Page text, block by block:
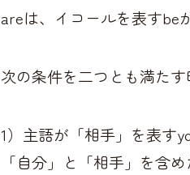
areは、イコールを表すbe
次の条件を二つとも満た
1）主語が「相手」を表す
「自分」と「相手」を含